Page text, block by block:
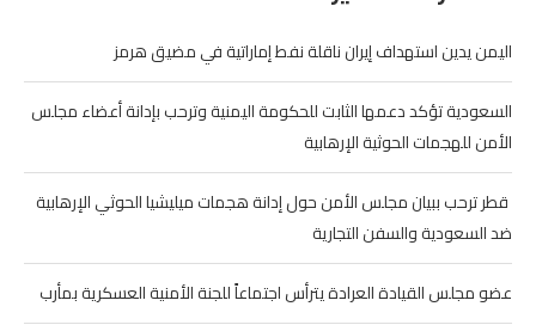
اليمن يدين استهداف إيران ناقلة نفط إماراتية في مضيق هرمز
السعودية تؤكد دعمها الثابت للحكومة اليمنية وترحب بإدانة أعضاء مجلس
الأمن للهجمات الحوثية الإرهابية
‏ قطر ترحب ببيان مجلس الأمن حول إدانة هجمات ميليشيا الحوثي الإرهابية
ضد السعودية والسفن التجارية
عضو مجلس القيادة العرادة يترأس اجتماعاً للجنة الأمنية العسكرية بمأرب